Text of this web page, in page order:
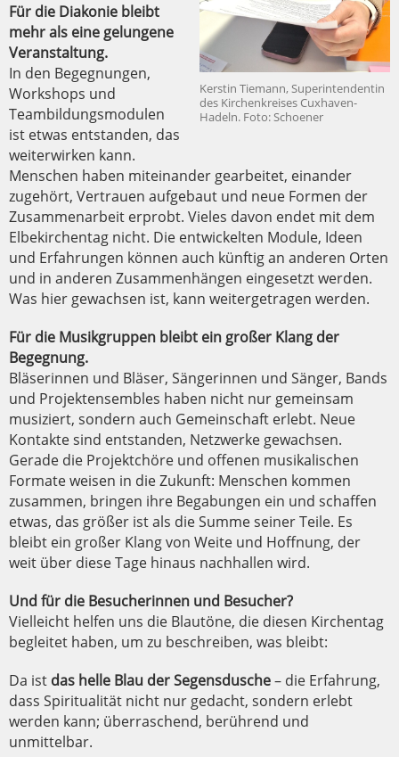
Kerstin Tiemann, Superintendentin
des Kirchenkreises Cuxhaven-
Hadeln. Foto: Schoener
Für die Diakonie bleibt
mehr als eine gelungene
Veranstaltung.
In den Begegnungen,
Workshops und
Teambildungsmodulen
ist etwas entstanden, das
weiterwirken kann.
Menschen haben miteinander gearbeitet, einander
zugehört, Vertrauen aufgebaut und neue Formen der
Zusammenarbeit erprobt. Vieles davon endet mit dem
Elbekirchentag nicht. Die entwickelten Module, Ideen
und Erfahrungen können auch künftig an anderen Orten
und in anderen Zusammenhängen eingesetzt werden.
Was hier gewachsen ist, kann weitergetragen werden.
Für die Musikgruppen bleibt ein großer Klang der
Begegnung.
Bläserinnen und Bläser, Sängerinnen und Sänger, Bands
und Projektensembles haben nicht nur gemeinsam
musiziert, sondern auch Gemeinschaft erlebt. Neue
Kontakte sind entstanden, Netzwerke gewachsen.
Gerade die Projektchöre und offenen musikalischen
Formate weisen in die Zukunft: Menschen kommen
zusammen, bringen ihre Begabungen ein und schaffen
etwas, das größer ist als die Summe seiner Teile. Es
bleibt ein großer Klang von Weite und Hoffnung, der
weit über diese Tage hinaus nachhallen wird.
Und für die Besucherinnen und Besucher?
Vielleicht helfen uns die Blautöne, die diesen Kirchentag
begleitet haben, um zu beschreiben, was bleibt:
Da ist das helle Blau der Segensdusche– die Erfahrung,
dass Spiritualität nicht nur gedacht, sondern erlebt
werden kann; überraschend, berührend und
unmittelbar.